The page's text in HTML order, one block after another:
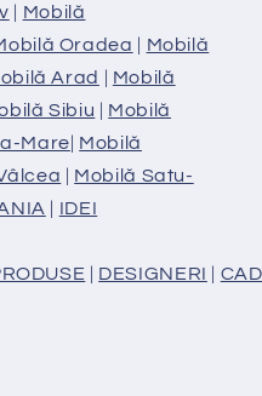
| Mobilă
Oradea | Mobilă
Arad | Mobilă
Sibiu | Mobilă
Mare| Mobilă
| Mobilă Satu-
| IDEI
| DESIGNERI |